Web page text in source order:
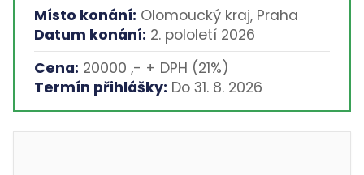
Místo konání: Olomoucký kraj, Praha
Datum konání: 2. pololetí 2026
Cena: 20000 ,- + DPH (21%)
Termín přihlášky: Do 31. 8. 2026